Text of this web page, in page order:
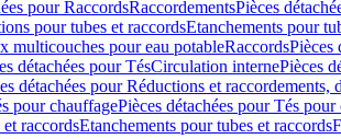
pour RaccordsRaccordementsPièces
pour tubes et raccordsEtanchements pour
multicouches pour eau potableRaccordsPièces
détachées pour TésCirculation internePièces
détachées pour Réductions et raccordements,
pour chauffagePièces détachées pour Tés
raccordsEtanchements pour tubes et raccords